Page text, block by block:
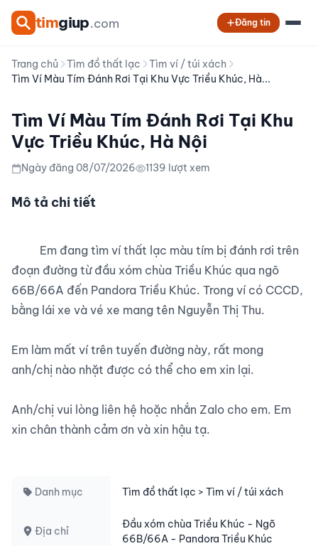
timgiup.com Đăng tin
Trang chủ Tìm đồ thất lạc
Tìm ví / túi xách
Tìm Ví Màu Tím Đánh Rơi Tại Khu Vực Triều Khúc, Hà...
Tìm Ví Màu Tím Đánh Rơi Tại Khu
Vực Triều Khúc, Hà Nội
Ngày đăng 08/07/2026 1139 lượt xem
Mô tả chi tiết
đoạn đường từ đầu xóm chùa Triều Khúc qua ngõ
66B/66A đến Pandora Triều Khúc. Trong ví có CCCD,
bằng lái xe và vé xe mang tên Nguyễn Thị Thu.
Em làm mất ví trên tuyến đường này, rất mong
anh/chị nào nhặt được có thể cho em xin lại.
Anh/chị vui lòng liên hệ hoặc nhắn Zalo cho em. Em
xin chân thành cảm ơn và xin hậu tạ.
Danh mục Tìm đồ thất lạc > Tìm ví / túi xách
Địa chỉ
Đầu xóm chùa Triều Khúc - Ngõ
66B/66A - Pandora Triều Khúc